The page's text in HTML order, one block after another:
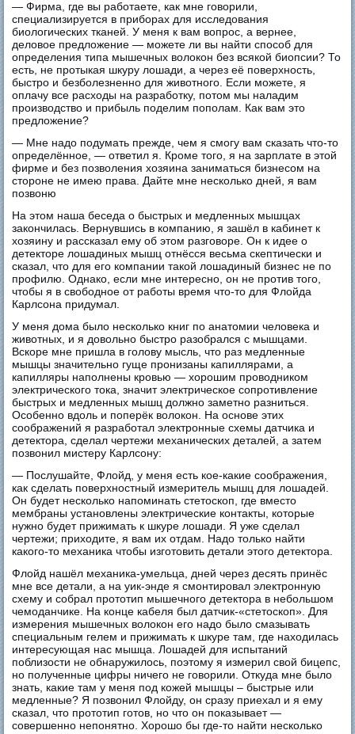
— Фирма, где вы работаете, как мне говорили,
специализируется в приборах для исследования
биологических тканей. У меня к вам вопрос, а вернее,
деловое предложение — можете ли вы найти способ для
определения типа мышечных волокон без всякой биопсии? То
есть, не протыкая шкуру лошади, а через её поверхность,
быстро и безболезненно для животного. Если можете, я
оплачу все расходы на разработку, потом мы наладим
производство и прибыль поделим пополам. Как вам это
предложение?
— Мне надо подумать прежде, чем я смогу вам сказать что-то
определённое, — ответил я. Кроме того, я на зарплате в этой
фирме и без позволения хозяина заниматься бизнесом на
стороне не имею права. Дайте мне несколько дней, я вам
позвоню
На этом наша беседа о быстрых и медленных мышцах
закончилась. Вернувшись в компанию, я зашёл в кабинет к
хозяину и рассказал ему об этом разговоре. Он к идее о
детекторе лошадиных мышц отнёсся весьма скептически и
сказал, что для его компании такой лошадиный бизнес не по
профилю. Однако, если мне интересно, он не против того,
чтобы я в свободное от работы время что-то для Флойда
Карлсона придумал.
У меня дома было несколько книг по анатомии человека и
животных, и я довольно быстро разобрался с мышцами.
Вскоре мне пришла в голову мысль, что раз медленные
мышцы значительно гуще пронизаны капиллярами, а
капилляры наполнены кровью — хорошим проводником
электрического тока, значит электрическое сопротивление
быстрых и медленных мышц должно заметно разниться.
Особенно вдоль и поперёк волокон. На основе этих
соображений я разработал электронные схемы датчика и
детектора, сделал чертежи механических деталей, а затем
позвонил мистеру Карлсону:
— Послушайте, Флойд, у меня есть кое-какие соображения,
как сделать поверхностный измеритель мышц для лошадей.
Он будет несколько напоминать стетоскоп, где вместо
мембраны установлены электрические контакты, которые
нужно будет прижимать к шкуре лошади. Я уже сделал
чертежи; приходите, я вам их отдам. Надо только найти
какого-то механика чтобы изготовить детали этого детектора.
Флойд нашёл механика-умельца, дней через десять принёс
мне все детали, а на уик-энде я смонтировал электронную
схему и собрал прототип мышечного детектора в небольшом
чемоданчике. На конце кабеля был датчик-«стетоскоп». Для
измерения мышечных волокон его надо было смазывать
специальным гелем и прижимать к шкуре там, где находилась
интересующая нас мышца. Лошадей для испытаний
поблизости не обнаружилось, поэтому я измерил свой бицепс,
но полученные цифры ничего не говорили. Откуда мне было
знать, какие там у меня под кожей мышцы – быстрые или
медленные? Я позвонил Флойду, он сразу приехал и я ему
сказал, что прототип готов, но что он показывает —
совершенно непонятно. Хорошо бы где-то найти несколько